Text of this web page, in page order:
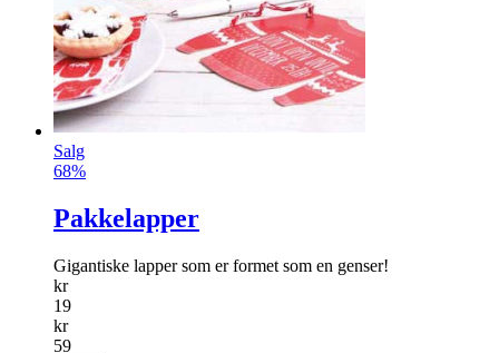
Salg
68%
Pakkelapper
Gigantiske lapper som er formet som en genser!
kr
19
kr
59